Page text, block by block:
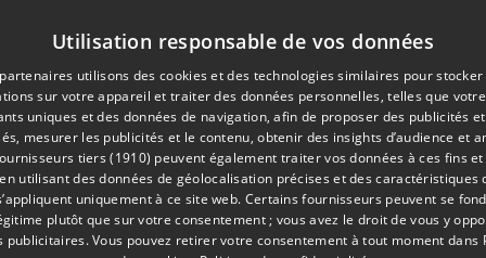
Open :
réussi
Gauthier
!
Les
20 ans de
musique...
style !
Utilisation responsable de vos données
utilisons des cookies et des technologies similaires pour
sur votre appareil et traiter des données personnelles, telles que votre
uniques et des données de navigation, afin de proposer des publicités
mesurer les publicités et le contenu, obtenir des insights d’audience et
tiers (1910) peuvent également traiter vos données à ces fins et
utilisant des données de géolocalisation précises et des caractéristiques
uniquement à ce site web. Certains fournisseurs peuvent se
plutôt que sur votre consentement ; vous avez le droit de vous y
publicitaires. Vous pouvez retirer votre consentement à tout moment dans